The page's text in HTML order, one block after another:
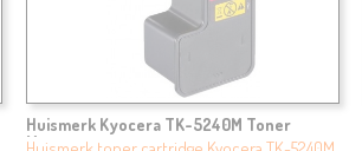
Huismerk Kyocera TK-5240M Toner
Magenta